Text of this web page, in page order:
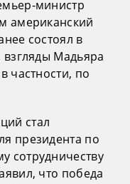
министр
американский
состоял в
Мадьяра
частности, по
стал
президента по
сотрудничеству
что победа